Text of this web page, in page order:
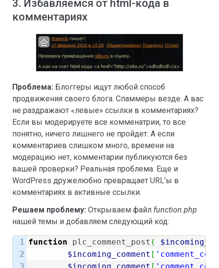
3. Избавляемся от html-кода в
комментариях
Проблема: Блоггеры ищут любой способ
продвижения своего блога. Спаммеры везде. А вас
не раздражают «левые» ссылки в комментариях?
Если вы модерируете все комменатрии, то все
понятно, ничего лишнего не пройдет. А если
комментариев слишком много, времени на
модерацию нет, комментарии публикуются без
вашей проверки? Реальная проблема. Еще и
WordPress дружелюбно превращает URL’ы в
комментариях в активные ссылки.
Решаем проблему: Открываем файл function.php
нашей темы и добавляем следующий код:
1
2
function plc_comment_post (
$incoming_comment [